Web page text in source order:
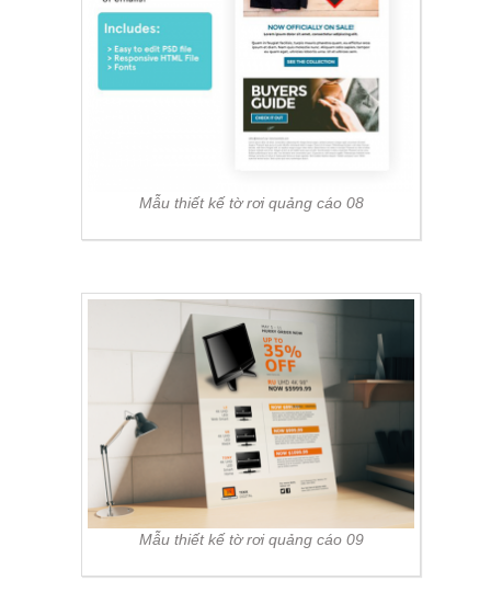
Mẫu thiết kế tờ rơi quảng cáo 08
Mẫu thiết kế tờ rơi quảng cáo 09